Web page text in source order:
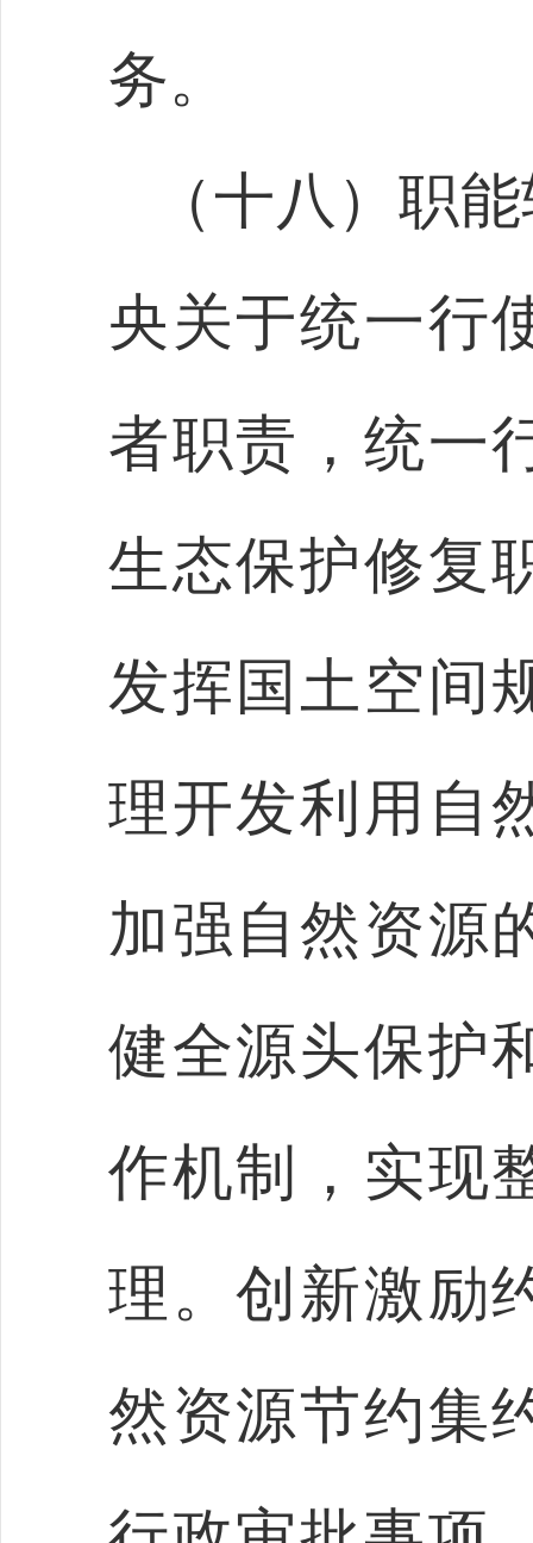
务。
（十八）职
央关于统一行
者职责，统一
生态保护修复
发挥国土空间
理开发利用自
加强自然资源
健全源头保护
作机制，实现
理。创新激励
然资源节约集